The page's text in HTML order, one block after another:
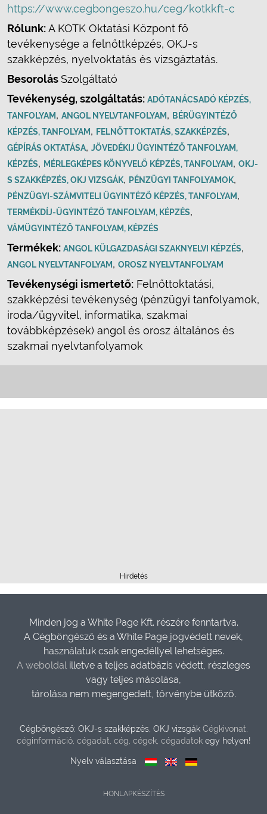
https://www.cegbongeszo.hu/ceg/kotkkft-c
Rólunk:A KOTK Oktatási Központ fő
tevékenysége a felnőttképzés, OKJ-s
szakképzés, nyelvoktatás és vizsgáztatás.
BesorolásSzolgáltató
Tevékenység, szolgáltatás: ADÓTANÁCSADÓ KÉPZÉS,
TANFOLYAM, ANGOL NYELVTANFOLYAM, BÉRÜGYINTÉZŐ
KÉPZÉS, TANFOLYAM, FELNŐTTOKTATÁS, SZAKKÉPZÉS,
GÉPÍRÁS OKTATÁSA, JÖVEDÉKIJ ÜGYINTÉZŐ TANFOLYAM,
KÉPZÉS, MÉRLEGKÉPES KÖNYVELŐ KÉPZÉS, TANFOLYAM, OKJ-
S SZAKKÉPZÉS, OKJ VIZSGÁK, PÉNZÜGYI TANFOLYAMOK,
PÉNZÜGYI-SZÁMVITELI ÜGYINTÉZŐ KÉPZÉS, TANFOLYAM,
TERMÉKDÍJ-ÜGYINTÉZŐ TANFOLYAM, KÉPZÉS,
VÁMÜGYINTÉZŐ TANFOLYAM, KÉPZÉS
Termékek: ANGOL KÜLGAZDASÁGI SZAKNYELVI KÉPZÉS,
ANGOL NYELVTANFOLYAM, OROSZ NYELVTANFOLYAM
Tevékenységi ismertető: Felnőttoktatási,
szakképzési tevékenység (pénzügyi tanfolyamok,
iroda/ügyvitel, informatika, szakmai
továbbképzések) angol és orosz általános és
szakmai nyelvtanfolyamok
Hirdetés
Minden jog a White Page Kft. részére fenntartva.
A Cégböngésző és a White Page jogvédett nevek,
használatuk csak engedéllyel lehetséges.
A weboldal illetve a teljes adatbázis védett, részleges
vagy teljes másolása,
tárolása nem megengedett, törvénybe ütköző.
Cégböngésző: OKJ-s szakképzés, OKJ vizsgák Cégkivonat,
céginformáció, cégadat, cég, cégek, cégadatokegy helyen!
Nyelv választása
HONLAPKÉSZÍTÉS